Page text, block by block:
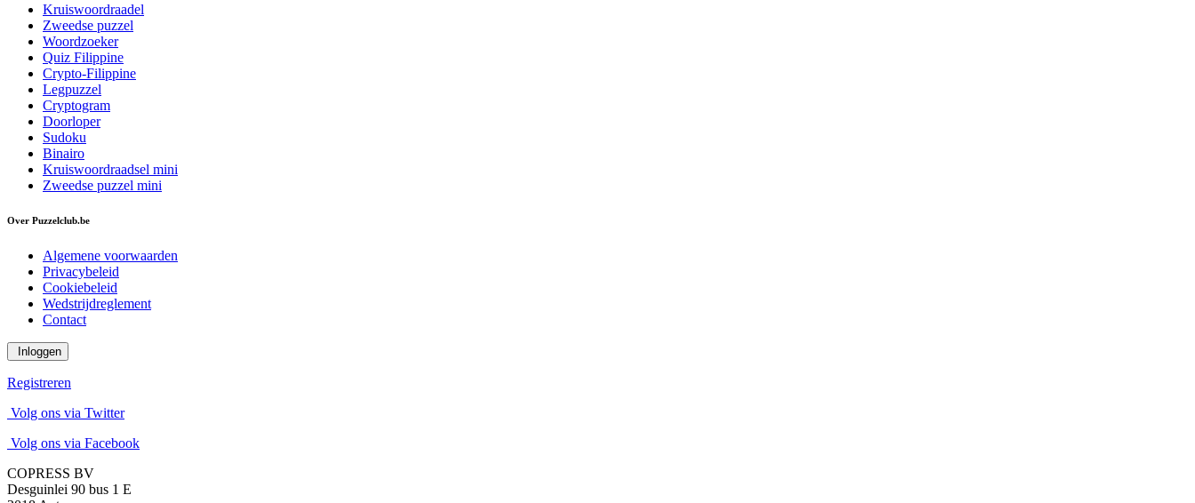
Kruiswoordraadel
Zweedse puzzel
Woordzoeker
Quiz Filippine
Crypto-Filippine
Legpuzzel
Cryptogram
Doorloper
Sudoku
Binairo
Kruiswoordraadsel mini
Zweedse puzzel mini
Over Puzzelclub.be
Algemene voorwaarden
Privacybeleid
Cookiebeleid
Wedstrijdreglement
Contact
Inloggen
Registreren
Volg ons via Twitter
Volg ons via Facebook
COPRESS BV
Desguinlei 90 bus 1 E